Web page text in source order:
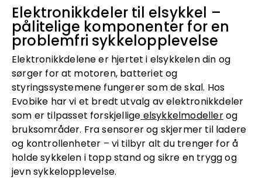
Elektronikkdeler til elsykkel –
pålitelige komponenter for en
problemfri sykkelopplevelse
Elektronikkdelene er hjertet i elsykkelen din og
sørger for at motoren, batteriet og
styringssystemene fungerer som de skal. Hos
Evobike har vi et bredt utvalg av elektronikkdeler
som er tilpasset forskjellige elsykkelmodellerog
bruksområder. Fra sensorer og skjermer til ladere
og kontrollenheter – vi tilbyr alt du trenger for å
holde sykkelen i topp stand og sikre en trygg og
jevn sykkelopplevelse.